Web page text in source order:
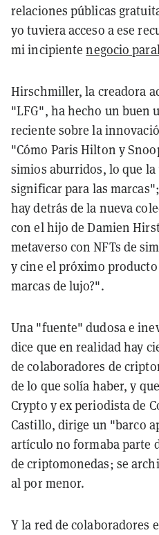
relaciones públicas
yo tuviera acceso a ese
mi incipientenegocio
Hirschmiller, la creadora
"LFG", ha hecho un buen
reciente sobre la
"Cómo Paris Hilton y
simios aburridos, lo que
significar para las
hay detrás de la nueva
con el hijo de Damien
metaverso con NFTs de
y cine el próximo
marcas de lujo?".
Una "fuente" dudosa e
dice que en realidad hay
de colaboradores de
de lo que solía haber, y
Crypto y ex periodista de
Castillo, dirige un "barco
artículo no formaba parte
de criptomonedas; se
al por menor.
Y la red de colaboradores